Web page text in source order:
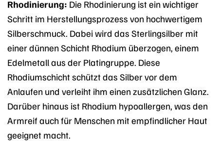
Rhodinierung: Die Rhodinierung ist ein wichtiger
Schritt im Herstellungsprozess von hochwertigem
Silberschmuck. Dabei wird das Sterlingsilber mit
einer dünnen Schicht Rhodium überzogen, einem
Edelmetall aus der Platingruppe. Diese
Rhodiumschicht schützt das Silber vor dem
Anlaufen und verleiht ihm einen zusätzlichen Glanz.
Darüber hinaus ist Rhodium hypoallergen, was den
Armreif auch für Menschen mit empfindlicher Haut
geeignet macht.